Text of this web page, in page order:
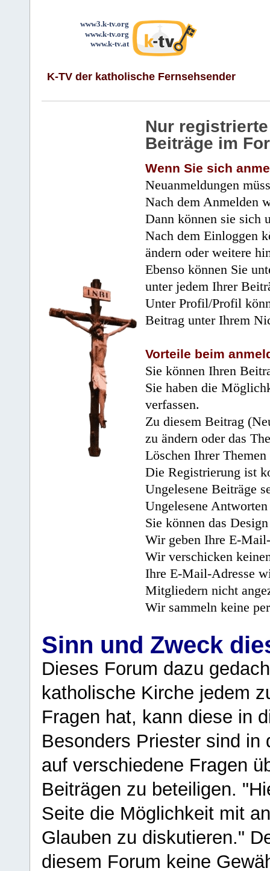
www3.k-tv.org
www.k-tv.org
www.k-tv.at
K-TV der katholische Fernsehsender
Nur
Beiträge im
Wenn Sie sich
Neuanmeldungen
Nach dem Anmelden
Dann können sie sich
Nach dem Einloggen
ändern oder weitere
Ebenso können Sie
unter jedem Ihrer
Unter Profil/Profil
Beitrag unter Ihrem
Vorteile beim
Sie können Ihren
Sie haben die
verfassen.
Zu diesem Beitrag
zu ändern oder das
Löschen Ihrer
Die Registrierung ist
Ungelesene Beiträge
Ungelesene
Sie können das
Wir geben Ihre E-
Wir verschicken
Ihre E-Mail-Adresse
Mitgliedern nicht
Wir sammeln keine
Sinn und Zweck
Dieses Forum dazu
katholische Kirche jedem
Fragen hat, kann diese in
Besonders Priester sind in
auf verschiedene Fragen
Beiträgen zu beteiligen.
Seite die Möglichkeit mit
Glauben zu diskutieren."
diesem Forum keine